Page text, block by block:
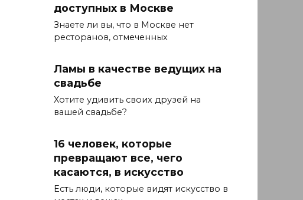
доступных в Москве
Знаете ли вы, что в Москве нет
ресторанов, отмеченных
Ламы в качестве ведущих на
свадьбе
Хотите удивить своих друзей на
вашей свадьбе?
16 человек, которые
превращают все, чего
касаются, в искусство
Есть люди, которые видят искусство в